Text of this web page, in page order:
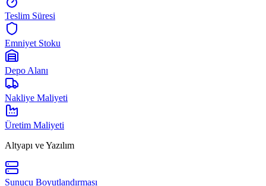
Teslim Süresi
Emniyet Stoku
Depo Alanı
Nakliye Maliyeti
Üretim Maliyeti
Altyapı ve Yazılım
Sunucu Boyutlandırması